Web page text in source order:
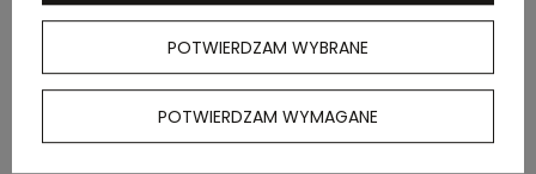
POTWIERDZAM WYBRANE
POTWIERDZAM WYMAGANE